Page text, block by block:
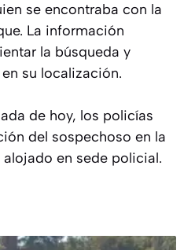
se encontraba con la
La información
la búsqueda y
su localización.
de hoy, los policías
del sospechoso en la
en sede policial.